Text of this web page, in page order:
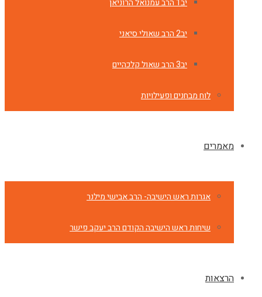
יב1 הרב עמנואל הרוניאן
יב2 הרב שאולי סיאני
יב3 הרב שאול קלכהיים
לוח מבחנים ופעילויות
מאמרים
אגרות ראש הישיבה- הרב אבישי מילנר
שיחות ראש הישיבה הקודם הרב יעקב פישר
הרצאות